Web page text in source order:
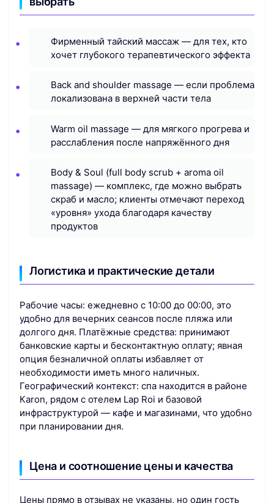
Фирменный тайский массаж — для тех, кто
хочет глубокого терапевтического эффекта
Back and shoulder massage — если проблема
локализована в верхней части тела
Warm oil massage — для мягкого прогрева и
расслабления после напряжённого дня
Body & Soul (full body scrub + aroma oil
massage) — комплекс, где можно выбрать
скраб и масло; клиенты отмечают переход
«уровня» ухода благодаря качеству
продуктов
Логистика и практические детали
Рабочие часы: ежедневно с 10:00 до 00:00, это
удобно для вечерних сеансов после пляжа или
долгого дня. Платёжные средства: принимают
банковские карты и бесконтактную оплату; явная
опция безналичной оплаты избавляет от
необходимости иметь много наличных.
Географический контекст: спа находится в районе
Кaron, рядом с отелем Lap Roi и базовой
инфраструктурой — кафе и магазинами, что удобно
при планировании дня.
Цена и соотношение цены и качества
Цены прямо в отзывах не указаны, но один гость